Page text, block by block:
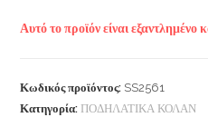
Αυτό το προϊόν είναι εξαντλημένο
Κωδικός προϊόντος: SS2561
Κατηγορία: ΠΟΔΗΛΑΤΙΚΑ ΚΟΛΑΝ